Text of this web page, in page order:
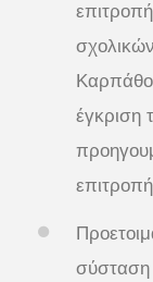
έγκριση
σύσταση